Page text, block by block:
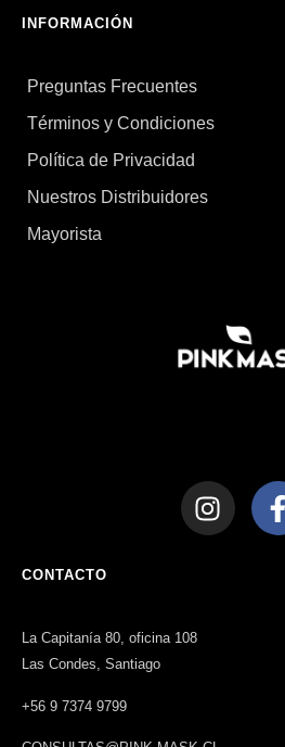
INFORMACIÓN
Preguntas Frecuentes
Términos y Condiciones
Política de Privacidad
Nuestros Distribuidores
Mayorista
CONTACTO
La Capitanía 80, oficina 108
Las Condes, Santiago
+56 9 7374 9799